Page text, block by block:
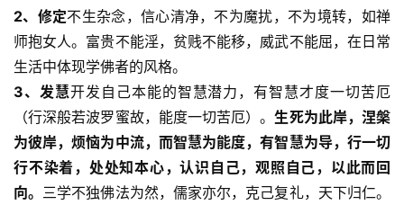
佛
教
术
政
策
法
2、修定不生杂念，信心清净，不为魔扰，不为境转，如禅
师抱女人。富贵不能淫，贫贱不能移，威武不能屈，在日常
生活中体现学佛者的风格。
3、发慧开发自己本能的智慧潜力，有智慧才度一切苦厄
（行深般若波罗蜜故，能度一切苦厄）。生死为此岸，涅槃
为彼岸，烦恼为中流，而智慧为能度，有智慧为导，行一切
行不染着，处处知本心，认识自己，观照自己，以此而回
向。 三学不独佛法为然，儒家亦尔，克己复礼，天下归仁。